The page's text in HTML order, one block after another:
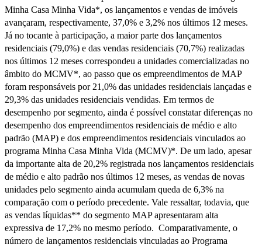
Minha Casa Minha Vida*, os lançamentos e vendas de imóveis
avançaram, respectivamente, 37,0% e 3,2% nos últimos 12 meses.
Já no tocante à participação, a maior parte dos lançamentos
residenciais (79,0%) e das vendas residenciais (70,7%) realizadas
nos últimos 12 meses correspondeu a unidades comercializadas no
âmbito do MCMV*, ao passo que os empreendimentos de MAP
foram responsáveis por 21,0% das unidades residenciais lançadas e
29,3% das unidades residenciais vendidas. Em termos de
desempenho por segmento, ainda é possível constatar diferenças no
desempenho dos empreendimentos residenciais de médio e alto
padrão (MAP) e dos empreendimentos residenciais vinculados ao
programa Minha Casa Minha Vida (MCMV)*. De um lado, apesar
da importante alta de 20,2% registrada nos lançamentos residenciais
de médio e alto padrão nos últimos 12 meses, as vendas de novas
unidades pelo segmento ainda acumulam queda de 6,3% na
comparação com o período precedente. Vale ressaltar, todavia, que
as vendas líquidas** do segmento MAP apresentaram alta
expressiva de 17,2% no mesmo período. Comparativamente, o
número de lançamentos residenciais vinculadas ao Programa